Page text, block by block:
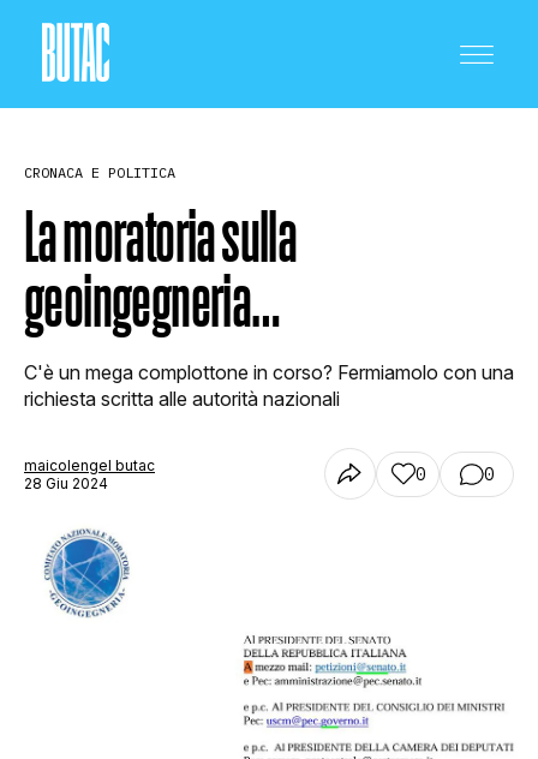
CRONACA E POLITICA
SCIENZA E TECNOLOGIA
SALUTE E MEDICINA
STORIA E CITAZIONI
CRONACA E POLITICA
La moratoria sulla
geoingegneria…
C'è un mega complottone in corso? Fermiamolo con una
richiesta scritta alle autorità nazionali
maicolengel butac
28 Giu 2024
0 0